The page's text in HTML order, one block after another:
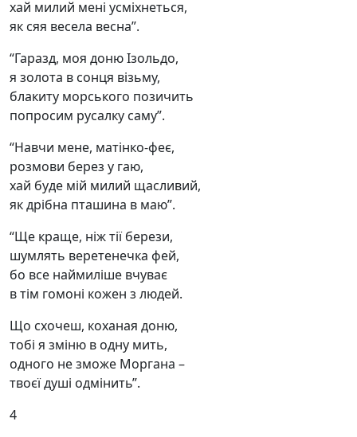
хай милий мені усміхнеться,
як сяя весела весна”.
“Гаразд, моя доню Ізольдо,
я золота в сонця візьму,
блакиту морського позичить
попросим русалку саму”.
“Навчи мене, матінко-феє,
розмови берез у гаю,
хай буде мій милий щасливий,
як дрібна пташина в маю”.
“Ще краще, ніж тії берези,
шумлять веретенечка фей,
бо все наймиліше вчуває
в тім гомоні кожен з людей.
Що схочеш, коханая доню,
тобі я зміню в одну мить,
одного не зможе Моргана –
твоєї душі одмінить”.
4